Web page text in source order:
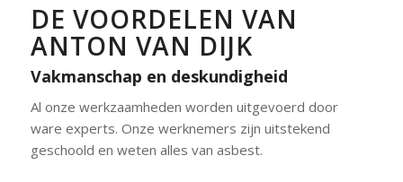
DE VOORDELEN VAN
ANTON VAN DIJK
Vakmanschap en deskundigheid
Al onze werkzaamheden worden uitgevoerd door
ware experts. Onze werknemers zijn uitstekend
geschoold en weten alles van asbest.